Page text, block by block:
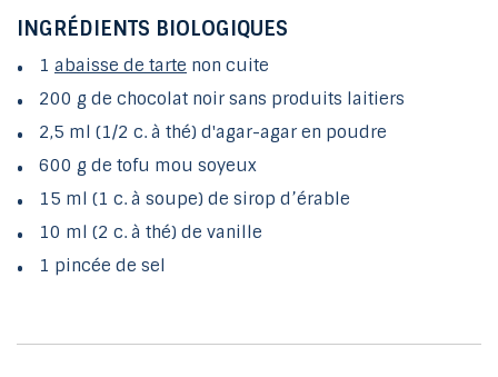
INGRÉDIENTS BIOLOGIQUES
1 abaisse de tarte non cuite
200 g de chocolat noir sans produits laitiers
2,5 ml (1/2 c. à thé) d'agar-agar en poudre
600 g de tofu mou soyeux
15 ml (1 c. à soupe) de sirop d’érable
10 ml (2 c. à thé) de vanille
1 pincée de sel